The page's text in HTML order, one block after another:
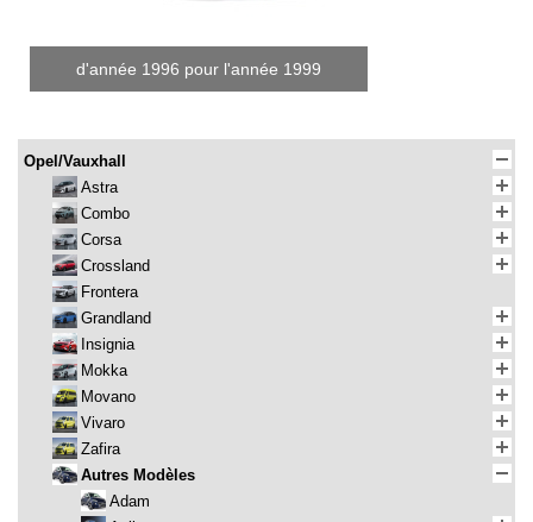
d'année 1996 pour l'année 1999
Opel/Vauxhall
Astra
Combo
Corsa
Crossland
Frontera
Grandland
Insignia
Mokka
Movano
Vivaro
Zafira
Autres Modèles
Adam